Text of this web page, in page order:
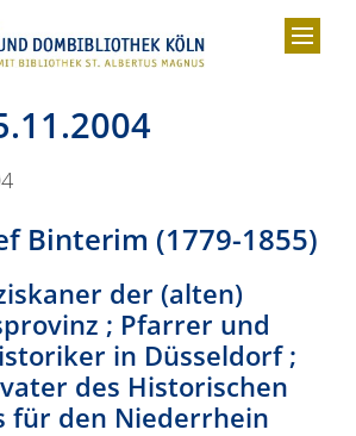
Binterim (1779-1855)
der (alten)
; Pfarrer und
in Düsseldorf ;
des Historischen
für den Niederrhein